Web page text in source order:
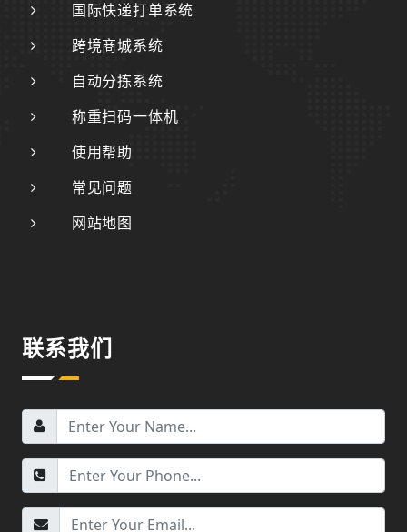
国际快递打单系统
跨境商城系统
自动分拣系统
称重扫码一体机
使用帮助
常见问题
网站地图
联系我们